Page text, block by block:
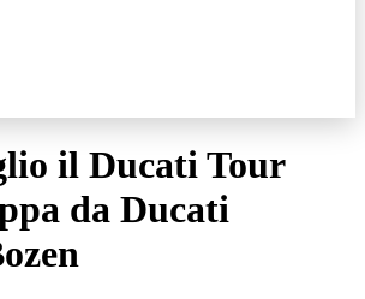
il Ducati Tour
da Ducati